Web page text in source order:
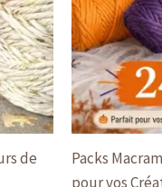
de
Packs
pour vos